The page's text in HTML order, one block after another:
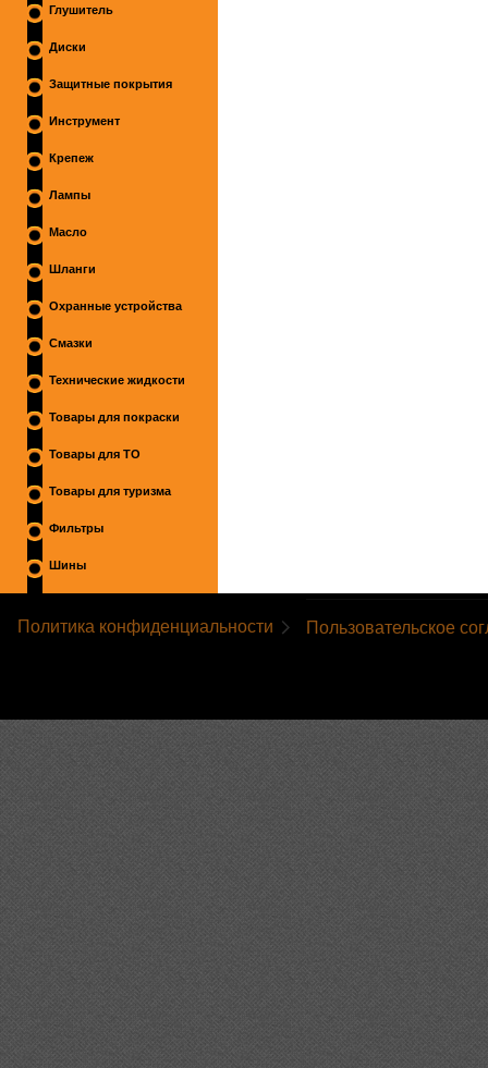
Глушитель
Диски
Защитные покрытия
Инструмент
Крепеж
Лампы
Масло
Шланги
Охранные устройства
Смазки
Технические жидкости
Товары для покраски
Товары для ТО
Товары для туризма
Фильтры
Шины
Политика конфиденциальности Пользовательское